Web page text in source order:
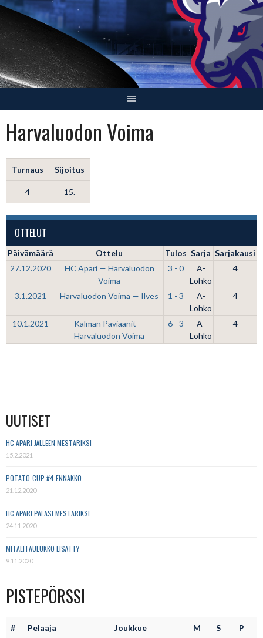
Skip
content
Harvaluodon Voima
Turnaus Sijoitus
4 15.
OTTELUT
Päivämäärä Ottelu Tulos Sarja Sarjakausi
27.12.2020
HC Apari — Harvaluodon
Voima
3 - 0
A-
Lohko
4
3.1.2021 Harvaluodon Voima — Ilves 1 - 3
A-
Lohko
4
10.1.2021
Kalman Paviaanit —
Harvaluodon Voima
6 - 3
A-
Lohko
4
UUTISET
HC APARI JÄLLEEN MESTARIKSI
15.2.2021
POTATO-CUP #4 ENNAKKO
21.12.2020
HC APARI PALASI MESTARIKSI
24.11.2020
MITALITAULUKKO LISÄTTY
9.11.2020
PISTEPÖRSSI
# Pelaaja Joukkue M S P